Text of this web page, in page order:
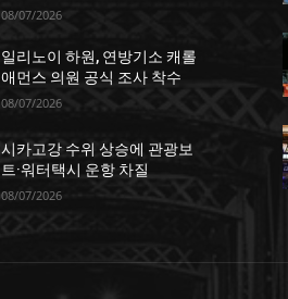
08/07/2026
일리노이 하원, 연방기소 캐롤
애먼스 의원 공식 조사 착수
08/07/2026
시카고강 수위 상승에 관광보
트·워터택시 운항 차질
08/07/2026